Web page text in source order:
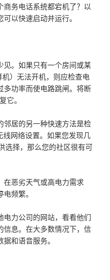
务电话系统都宕机了？以
以快速启动并运行。
见。如果只有一个房间或某
机）无法开机，则应检查电
多功率而使电路跳闸。将断
它。
邻居的另一种快速方法是检
网络设置。如果您发现几
选择，那么您的社区很有可
在恶劣天气或高电力需求
频繁。
电力公司的网站，看看他们
信息。在大多数情况下，信
和语音服务。